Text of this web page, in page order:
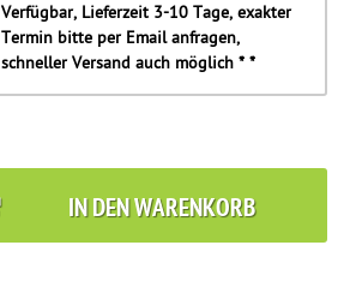
Verfügbar, Lieferzeit 3-10 Tage, exakter
Termin bitte per Email anfragen,
schneller Versand auch möglich * *
IN DEN WARENKORB